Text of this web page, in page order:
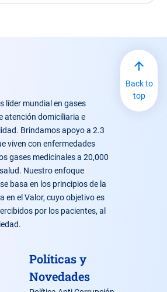
líder mundial en gases
atención domiciliaria e
Brindamos apoyo a 2.3
viven con enfermedades
gases medicinales a 20,000
Nuestro enfoque
basa en los principios de la
en el Valor, cuyo objetivo es
por los pacientes, al
Políticas y
Novedades
Back to
top